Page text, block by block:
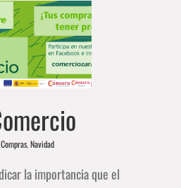
Compras,Navidad
la importancia que el